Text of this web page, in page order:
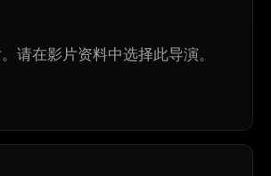
请在影片资料中选择此导演。